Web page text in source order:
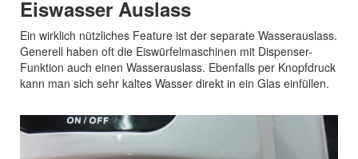
Eiswasser Auslass
Ein wirklich nützliches Feature ist der separate Wasserauslass.
Generell haben oft die Eiswürfelmaschinen mit Dispenser-
Funktion auch einen Wasserauslass. Ebenfalls per Knopfdruck
kann man sich sehr kaltes Wasser direkt in ein Glas einfüllen.